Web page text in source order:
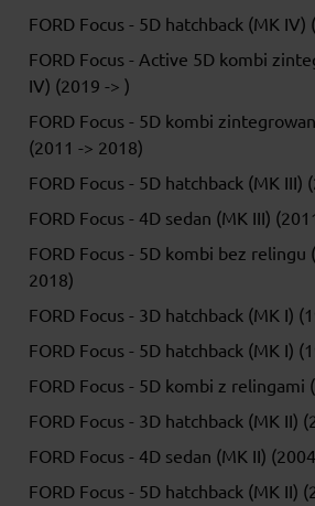
FORD Focus - 5D hatchback (MK IV)
FORD Focus - Active 5D kombi
IV) (2019 -> )
FORD Focus - 5D kombi
(2011 -> 2018)
FORD Focus - 5D hatchback (MK III)
FORD Focus - 4D sedan (MK III)
FORD Focus - 5D kombi bez relingu
2018)
FORD Focus - 3D hatchback (MK I)
FORD Focus - 5D hatchback (MK I)
FORD Focus - 5D kombi z relingami
FORD Focus - 3D hatchback (MK II)
FORD Focus - 4D sedan (MK II)
FORD Focus - 5D hatchback (MK II)